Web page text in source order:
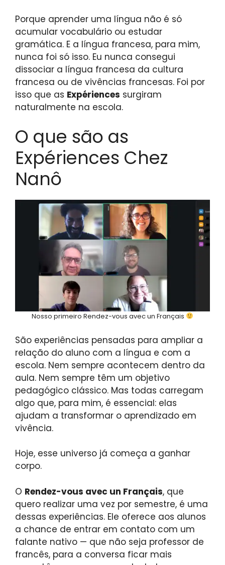
Porque aprender uma língua não é só
acumular vocabulário ou estudar
gramática. E a língua francesa, para mim,
nunca foi só isso. Eu nunca consegui
dissociar a língua francesa da cultura
francesa ou de vivências francesas. Foi por
isso que as Expériences surgiram
naturalmente na escola.
O que são as
Expériences Chez
Nanô
Nosso primeiro Rendez-vous avec un Français
São experiências pensadas para ampliar a
relação do aluno com a língua e com a
escola. Nem sempre acontecem dentro da
aula. Nem sempre têm um objetivo
pedagógico clássico. Mas todas carregam
algo que, para mim, é essencial: elas
ajudam a transformar o aprendizado em
vivência.
Hoje, esse universo já começa a ganhar
corpo.
O Rendez-vous avec un Français, que
quero realizar uma vez por semestre, é uma
dessas experiências. Ele oferece aos alunos
a chance de entrar em contato com um
falante nativo — que não seja professor de
francês, para a conversa ficar mais